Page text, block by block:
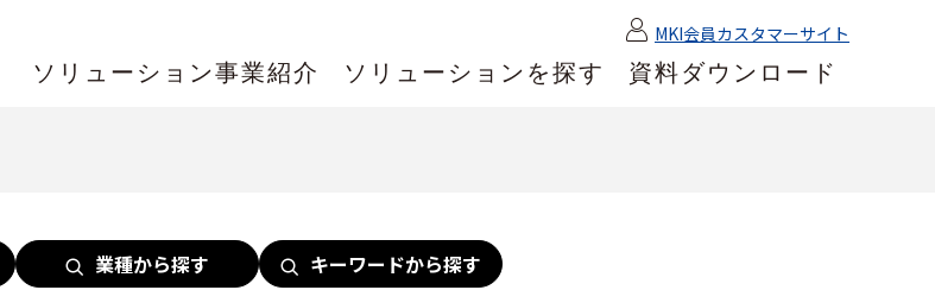
MKI会員カスタマーサイト
ソリューション事業紹介 ソリューションを探す 資料ダウンロード
業種から探す キーワードから探す